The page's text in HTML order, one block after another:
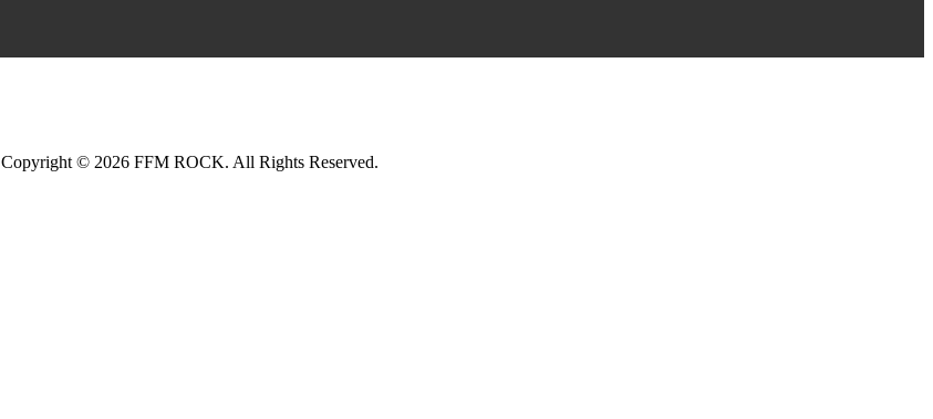
Copyright © 2026 FFM ROCK. All Rights Reserved.